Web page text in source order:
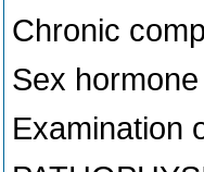
Chronic
Sex
Examination